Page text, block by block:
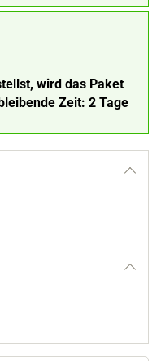
wird das Paket
Zeit: 2 Tage